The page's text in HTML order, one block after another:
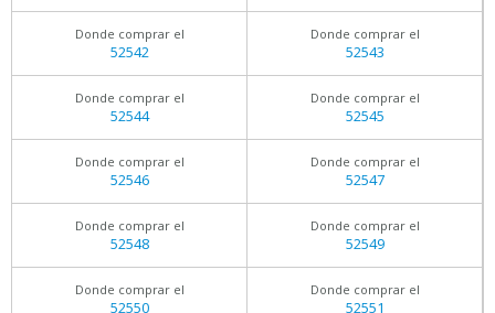
Donde comprar el
52542
Donde comprar el
52543
Donde comprar el
52544
Donde comprar el
52545
Donde comprar el
52546
Donde comprar el
52547
Donde comprar el
52548
Donde comprar el
52549
Donde comprar el
52550
Donde comprar el
52551